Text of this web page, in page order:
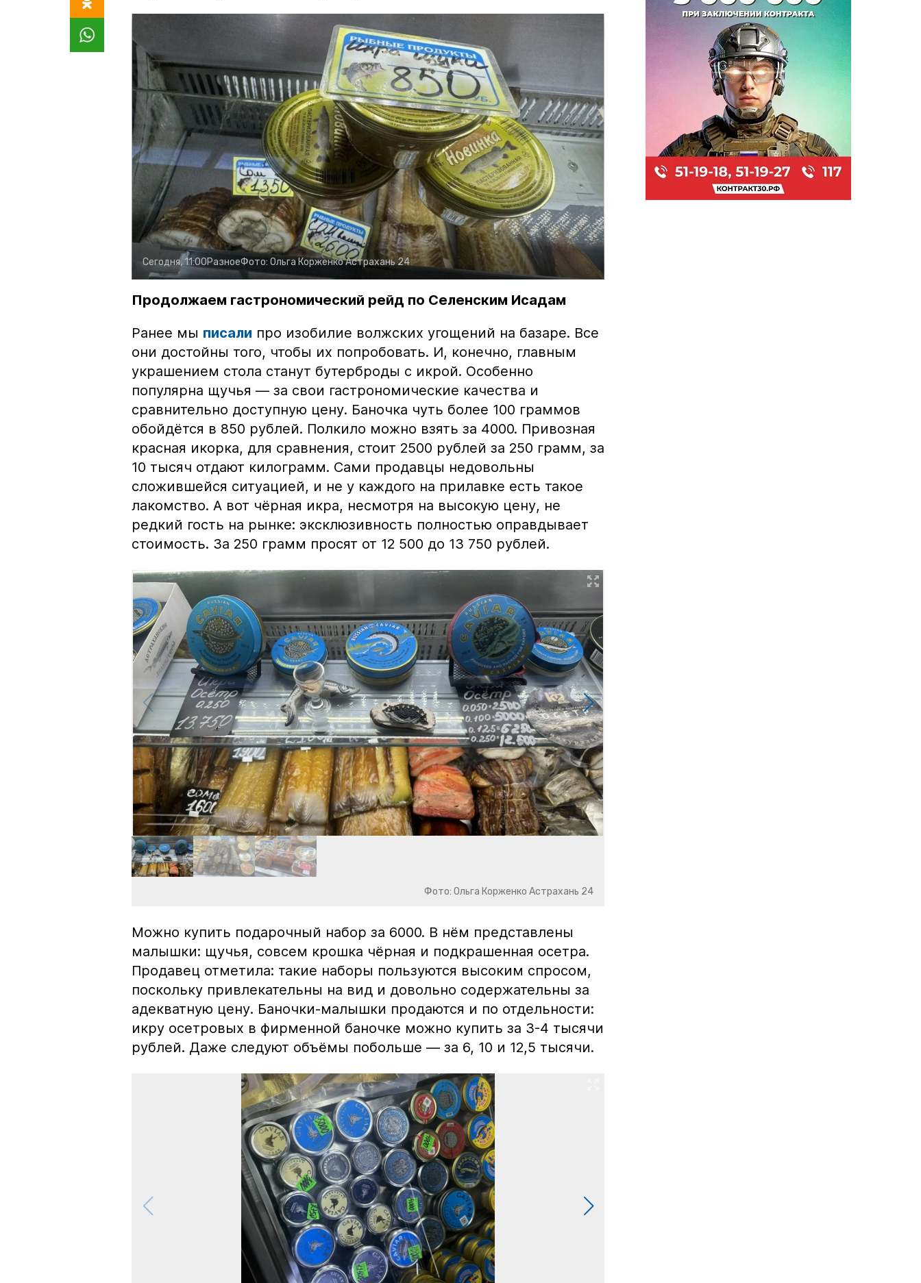
Сегодня, 11:00РазноеФото: Ольга КорженкоАстрахань 24
Продолжаем гастрономический рейд по Селенским Исадам
Ранее мы писали про изобилие волжских угощений на базаре. Все
они достойны того, чтобы их попробовать. И, конечно, главным
украшением стола станут бутерброды с икрой. Особенно
популярна щучья — за свои гастрономические качества и
сравнительно доступную цену. Баночка чуть более 100 граммов
обойдётся в 850 рублей. Полкило можно взять за 4000. Привозная
красная икорка, для сравнения, стоит 2500 рублей за 250 грамм, за
10 тысяч отдают килограмм. Сами продавцы недовольны
сложившейся ситуацией, и не у каждого на прилавке есть такое
лакомство. А вот чёрная икра, несмотря на высокую цену, не
редкий гость на рынке: эксклюзивность полностью оправдывает
стоимость. За 250 грамм просят от 12 500 до 13 750 рублей.
Фото: Ольга Корженко Астрахань 24
Можно купить подарочный набор за 6000. В нём представлены
малышки: щучья, совсем крошка чёрная и подкрашенная осетра.
Продавец отметила: такие наборы пользуются высоким спросом,
поскольку привлекательны на вид и довольно содержательны за
адекватную цену. Баночки-малышки продаются и по отдельности:
икру осетровых в фирменной баночке можно купить за 3-4 тысячи
рублей. Даже следуют объёмы побольше — за 6, 10 и 12,5 тысячи.